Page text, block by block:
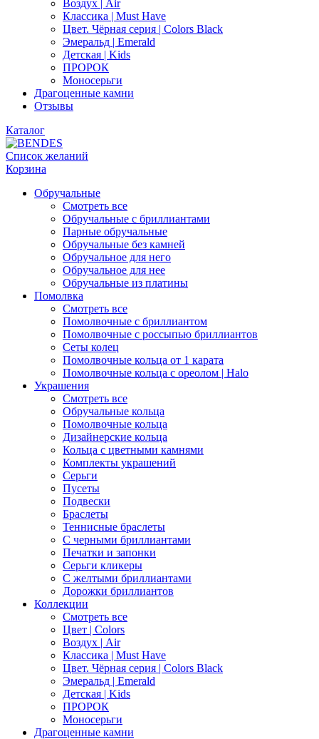
Воздух | Air
Классика | Must Have
Цвет. Чёрная серия | Colors Black
Эмеральд | Emerald
Детская | Kids
ПРОРОК
Моносерьги
Драгоценные камни
Отзывы
Каталог
Список желаний
Корзина
Обручальные
Смотреть все
Обручальные с бриллиантами
Парные обручальные
Обручальные без камней
Обручальное для него
Обручальное для нее
Обручальные из платины
Помолвка
Смотреть все
Помолвочные с бриллиантом
Помолвочные с россыпью бриллиантов
Сеты колец
Помолвочные кольца от 1 карата
Помолвочные кольца с ореолом | Halo
Украшения
Смотреть все
Обручальные кольца
Помолвочные кольца
Дизайнерские кольца
Кольца с цветными камнями
Комплекты украшений
Серьги
Пусеты
Подвески
Браслеты
Теннисные браслеты
C черными бриллиантами
Печатки и запонки
Серьги кликеры
С желтыми бриллиантами
Дорожки бриллиантов
Коллекции
Смотреть все
Цвет | Colors
Воздух | Air
Классика | Must Have
Цвет. Чёрная серия | Colors Black
Эмеральд | Emerald
Детская | Kids
ПРОРОК
Моносерьги
Драгоценные камни